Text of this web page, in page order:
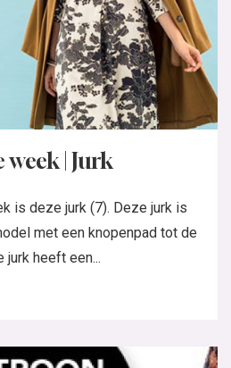
| Jurk
is deze jurk (7). Deze jurk is
met een knopenpad tot de
jurk heeft een...